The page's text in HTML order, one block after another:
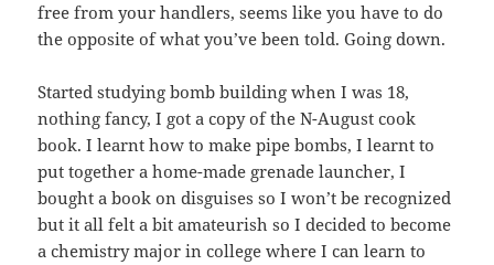
free from your handlers, seems like you have to do
the opposite of what you’ve been told. Going down.
Started studying bomb building when I was 18,
nothing fancy, I got a copy of the N-August cook
book. I learnt how to make pipe bombs, I learnt to
put together a home-made grenade launcher, I
bought a book on disguises so I won’t be recognized
but it all felt a bit amateurish so I decided to become
a chemistry major in college where I can learn to